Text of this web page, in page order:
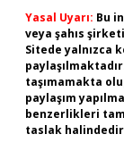
Yasal Uyarı: Bu
veya şahıs
Sitede yalnızca
taşımamakta
paylaşım
benzerlikleri
taslak